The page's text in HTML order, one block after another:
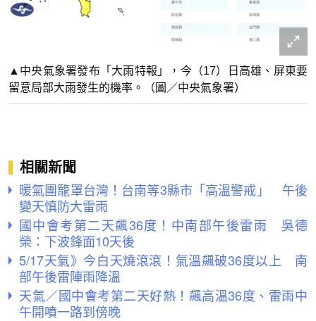
▲中央氣象署發布「大雨特報」，今（17）日高雄、屏東要
留意局部大雨發生的機率。（圖／中央氣象署）
相關新聞
暖氣團籠罩台灣！台南等3縣市「高溫警戒」 午後
變天慎防大雷雨
國中會考第二天飆36度！中南部午後雷雨 吳德
榮：下波鋒面10天後
5/17天氣》今白天燒滾滾！氣溫飆破36度以上 南
部午後雷陣雨降溫
天氣／國中會考第二天好熱！飆高溫36度、雷雨中
午開噴一路到傍晚